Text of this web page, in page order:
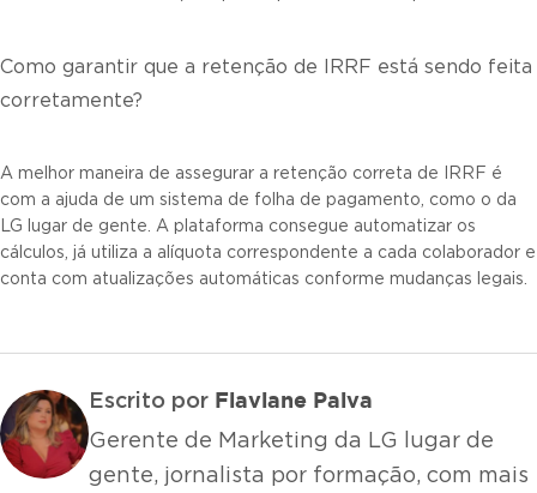
Como garantir que a retenção de IRRF está sendo feita
corretamente?
A melhor maneira de assegurar a retenção correta de IRRF é
com a ajuda de um sistema de folha de pagamento, como o da
LG lugar de gente. A plataforma consegue automatizar os
cálculos, já utiliza a alíquota correspondente a cada colaborador e
conta com atualizações automáticas conforme mudanças legais.
Escrito por Flaviane Paiva
Gerente de Marketing da LG lugar de
gente, jornalista por formação, com mais